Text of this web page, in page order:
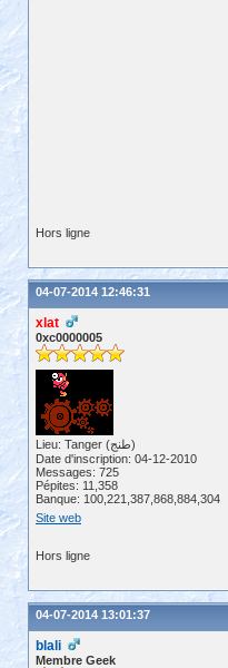
Hors ligne
04-07-2014 12:46:31
xlat
0xc0000005
Lieu: Tanger (طنج)
Date d'inscription: 04-12-2010
Messages: 725
Pépites: 11,358
Banque: 100,221,387,868,884,304
Site web
Hors ligne
04-07-2014 13:01:37
blali
Membre Geek